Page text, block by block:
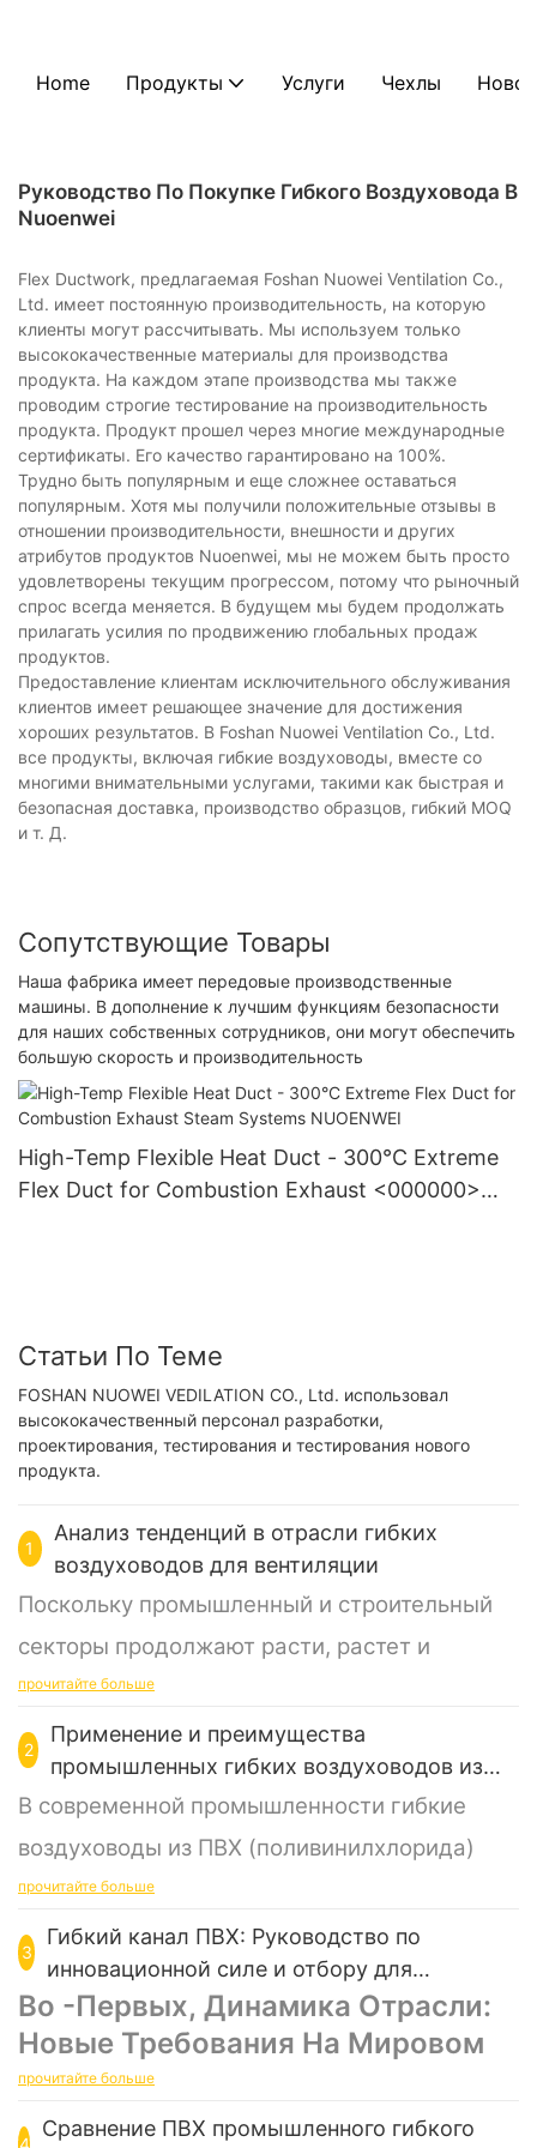
Home Продукты Услуги Чехлы
Руководство По Покупке Гибкого Воздуховода В
Nuoenwei
Flex Ductwork, предлагаемая Foshan Nuowei Ventilation Co.,
Ltd. имеет постоянную производительность, на которую
клиенты могут рассчитывать. Мы используем только
высококачественные материалы для производства
продукта. На каждом этапе производства мы также
проводим строгие тестирование на производительность
продукта. Продукт прошел через многие международные
сертификаты. Его качество гарантировано на 100%.
Трудно быть популярным и еще сложнее оставаться
популярным. Хотя мы получили положительные отзывы в
отношении производительности, внешности и других
атрибутов продуктов Nuoenwei, мы не можем быть просто
удовлетворены текущим прогрессом, потому что рыночный
спрос всегда меняется. В будущем мы будем продолжать
прилагать усилия по продвижению глобальных продаж
продуктов.
Предоставление клиентам исключительного обслуживания
клиентов имеет решающее значение для достижения
хороших результатов. В Foshan Nuowei Ventilation Co., Ltd.
все продукты, включая гибкие воздуховоды, вместе со
многими внимательными услугами, такими как быстрая и
безопасная доставка, производство образцов, гибкий MOQ
и т. Д.
Сопутствующие Товары
Наша фабрика имеет передовые производственные
машины. В дополнение к лучшим функциям безопасности
для наших собственных сотрудников, они могут обеспечить
большую скорость и производительность
High-Temp Flexible Heat Duct - 300°C Extreme
Flex Duct for Combustion Exhaust <000000>
Статьи По Теме
FOSHAN NUOWEI VEDILATION CO., Ltd. использовал
высококачественный персонал разработки,
проектирования, тестирования и тестирования нового
продукта.
1
Анализ тенденций в отрасли гибких
воздуховодов для вентиляции
Поскольку промышленный и строительный
секторы продолжают расти, растет и
рыночный спрос на вентиляцию.
воздуховодкак важный вспомогательный
материал. В этой статье рассматриваются
отраслевые тенденции в области
вентиляции.гибкий воздуховод,включая
динамику рынка, технологические
достижения и будущие направления.
1. Рост рыночного спроса
В последние годы вентилируемыегибкие
прочитайте больше
2
Применение и преимущества
промышленных гибких воздуховодов из
ПВХ
В современной промышленности гибкие
воздуховоды из ПВХ (поливинилхлорида)
широко используются благодаря своим
превосходным характеристикам и
экономичности. Это гибкая, прочная и
адаптируемая система воздуховодов,
которая играет важную роль в широком
области вентиляции, вытяжки и
прочитайте больше
3
Гибкий канал ПВХ: Руководство по
инновационной силе и отбору для
индустрии HVAC в 2024
Во -первых, Динамика Отрасли:
Новые Требования На Мировом
Рынке HVAC
Согласно отчету о рынке мирового рынка
прочитайте больше
Сравнение ПВХ промышленного гибкого